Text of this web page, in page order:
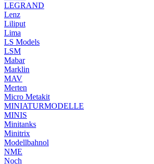
LEGRAND
Lenz
Liliput
Lima
LS Models
LSM
Mabar
Marklin
MAV
Merten
Micro Metakit
MINIATURMODELLE
MINIS
Minitanks
Minitrix
Modellbahnol
NME
Noch